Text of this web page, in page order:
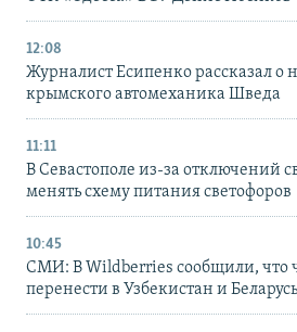
12:08
Журналист Есипенко рассказал о
крымского автомеханика Шведа
11:11
В Севастополе из-за отключений
менять схему питания светофоров
10:45
СМИ: В Wildberries сообщили, что
перенести в Узбекистан и Беларусь